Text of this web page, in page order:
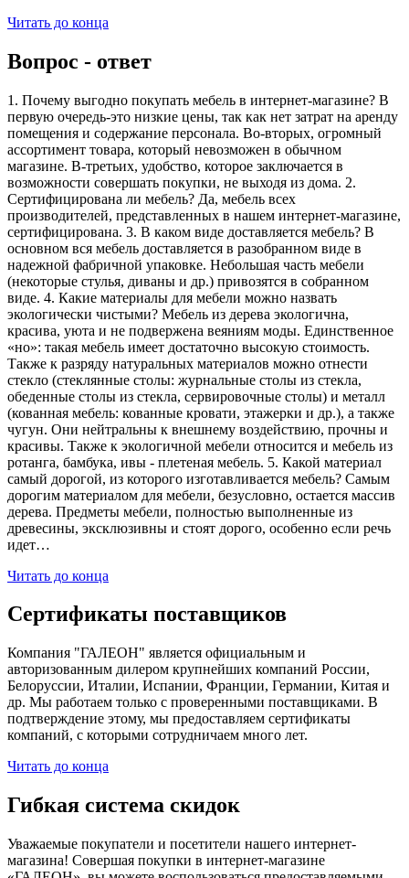
Читать до конца
Вопрос - ответ
1. Почему выгодно покупать мебель в интернет-магазине? В
первую очередь-это низкие цены, так как нет затрат на аренду
помещения и содержание персонала. Во-вторых, огромный
ассортимент товара, который невозможен в обычном
магазине. В-третьих, удобство, которое заключается в
возможности совершать покупки, не выходя из дома. 2.
Сертифицирована ли мебель? Да, мебель всех
производителей, представленных в нашем интернет-магазине,
сертифицирована. 3. В каком виде доставляется мебель? В
основном вся мебель доставляется в разобранном виде в
надежной фабричной упаковке. Небольшая часть мебели
(некоторые стулья, диваны и др.) привозятся в собранном
виде. 4. Какие материалы для мебели можно назвать
экологически чистыми? Мебель из дерева экологична,
красива, уюта и не подвержена веяниям моды. Единственное
«но»: такая мебель имеет достаточно высокую стоимость.
Также к разряду натуральных материалов можно отнести
стекло (стеклянные столы: журнальные столы из стекла,
обеденные столы из стекла, сервировочные столы) и металл
(кованная мебель: кованные кровати, этажерки и др.), а также
чугун. Они нейтральны к внешнему воздействию, прочны и
красивы. Также к экологичной мебели относится и мебель из
ротанга, бамбука, ивы - плетеная мебель. 5. Какой материал
самый дорогой, из которого изготавливается мебель? Самым
дорогим материалом для мебели, безусловно, остается массив
дерева. Предметы мебели, полностью выполненные из
древесины, эксклюзивны и стоят дорого, особенно если речь
идет…
Читать до конца
Сертификаты поставщиков
Компания "ГАЛЕОН" является официальным и
авторизованным дилером крупнейших компаний России,
Белоруссии, Италии, Испании, Франции, Германии, Китая и
др. Мы работаем только с проверенными поставщиками. В
подтверждение этому, мы предоставляем сертификаты
компаний, с которыми сотрудничаем много лет.
Читать до конца
Гибкая система скидок
Уважаемые покупатели и посетители нашего интернет-
магазина! Совершая покупки в интернет-магазине